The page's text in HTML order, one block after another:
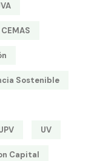
CEMAS
Sostenible
UV
Capital